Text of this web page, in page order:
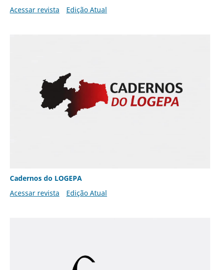
Acessar revista
Edição Atual
Cadernos do LOGEPA
Acessar revista
Edição Atual